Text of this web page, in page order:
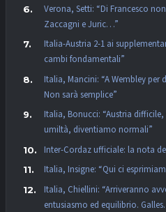
Verona, Setti: “Di Francesco
Zaccagni e Juric…”
Italia-Austria 2-1 ai
cambi fondamentali”
Italia, Mancini: “A Wembley per
Non sarà semplice”
Italia, Bonucci: “Austria difficile,
umiltà, diventiamo normali”
Inter-Cordaz ufficiale: la nota
Italia, Insigne: “Qui ci
Italia, Chiellini: “Arriveranno
entusiasmo ed equilibrio.